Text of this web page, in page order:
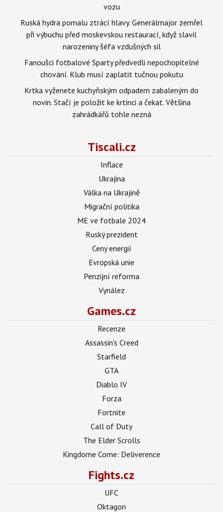
vozu
Ruská hydra pomalu ztrácí hlavy. Generálmajor zemřel
při výbuchu před moskevskou restaurací, když slavil
narozeniny šéfa vzdušných sil
Fanoušci fotbalové Sparty předvedli nepochopitelné
chování. Klub musí zaplatit tučnou pokutu
Krtka vyženete kuchyňským odpadem zabaleným do
novin. Stačí je položit ke krtinci a čekat. Většina
zahrádkářů tohle nezná
Tiscali.cz
Inflace
Ukrajina
Válka na Ukrajině
Migrační politika
ME ve fotbale 2024
Ruský prezident
Ceny energií
Evropská unie
Penzijní reforma
Vynález
Games.cz
Recenze
Assassin's Creed
Starfield
GTA
Diablo IV
Forza
Fortnite
Call of Duty
The Elder Scrolls
Kingdome Come: Deliverence
Fights.cz
UFC
Oktagon